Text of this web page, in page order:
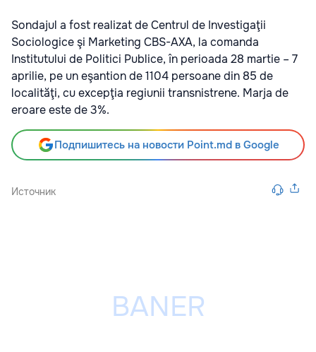
Sondajul a fost realizat de Centrul de Investigaţii
Sociologice şi Marketing CBS-AXA, la comanda
Institutului de Politici Publice, în perioada 28 martie – 7
aprilie, pe un eşantion de 1104 persoane din 85 de
localităţi, cu excepţia regiunii transnistrene. Marja de
eroare este de 3%.
Подпишитесь на новости Point.md в Google
Источник